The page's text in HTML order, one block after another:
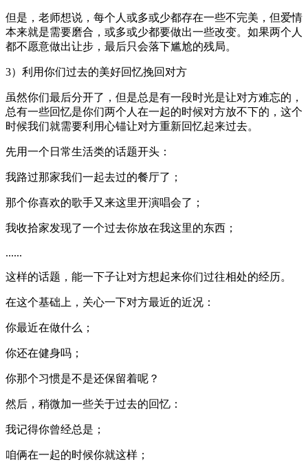
但是，老师想说，每个人或多或少都存在一些不完美，但爱情
本来就是需要磨合，或多或少都要做出一些改变。如果两个人
都不愿意做出让步，最后只会落下尴尬的残局。
3）利用你们过去的美好回忆挽回对方
虽然你们最后分开了，但是总是有一段时光是让对方难忘的，
总有一些回忆是你们两个人在一起的时候对方放不下的，这个
时候我们就需要利用心锚让对方重新回忆起来过去。
先用一个日常生活类的话题开头：
我路过那家我们一起去过的餐厅了；
那个你喜欢的歌手又来这里开演唱会了；
我收拾家发现了一个过去你放在我这里的东西；
......
这样的话题，能一下子让对方想起来你们过往相处的经历。
在这个基础上，关心一下对方最近的近况：
你最近在做什么；
你还在健身吗；
你那个习惯是不是还保留着呢？
然后，稍微加一些关于过去的回忆：
我记得你曾经总是；
咱俩在一起的时候你就这样；